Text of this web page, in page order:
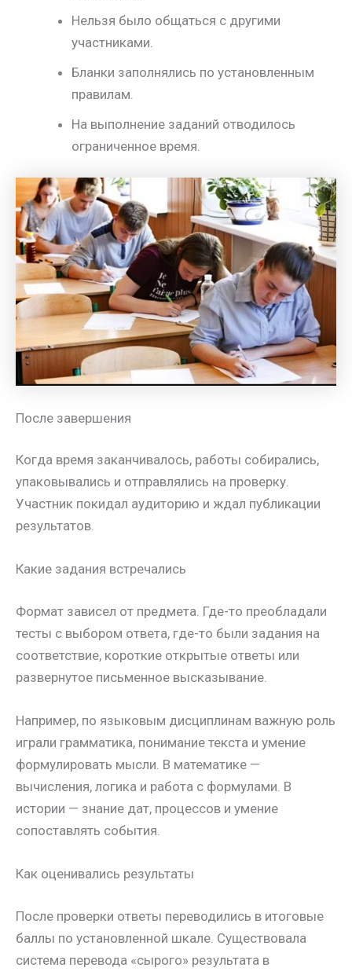
Нельзя было общаться с другими
участниками.
Бланки заполнялись по установленным
правилам.
На выполнение заданий отводилось
ограниченное время.
После завершения
Когда время заканчивалось, работы собирались,
упаковывались и отправлялись на проверку.
Участник покидал аудиторию и ждал публикации
результатов.
Какие задания встречались
Формат зависел от предмета. Где-то преобладали
тесты с выбором ответа, где-то были задания на
соответствие, короткие открытые ответы или
развернутое письменное высказывание.
Например, по языковым дисциплинам важную роль
играли грамматика, понимание текста и умение
формулировать мысли. В математике —
вычисления, логика и работа с формулами. В
истории — знание дат, процессов и умение
сопоставлять события.
Как оценивались результаты
После проверки ответы переводились в итоговые
баллы по установленной шкале. Существовала
система перевода «сырого» результата в